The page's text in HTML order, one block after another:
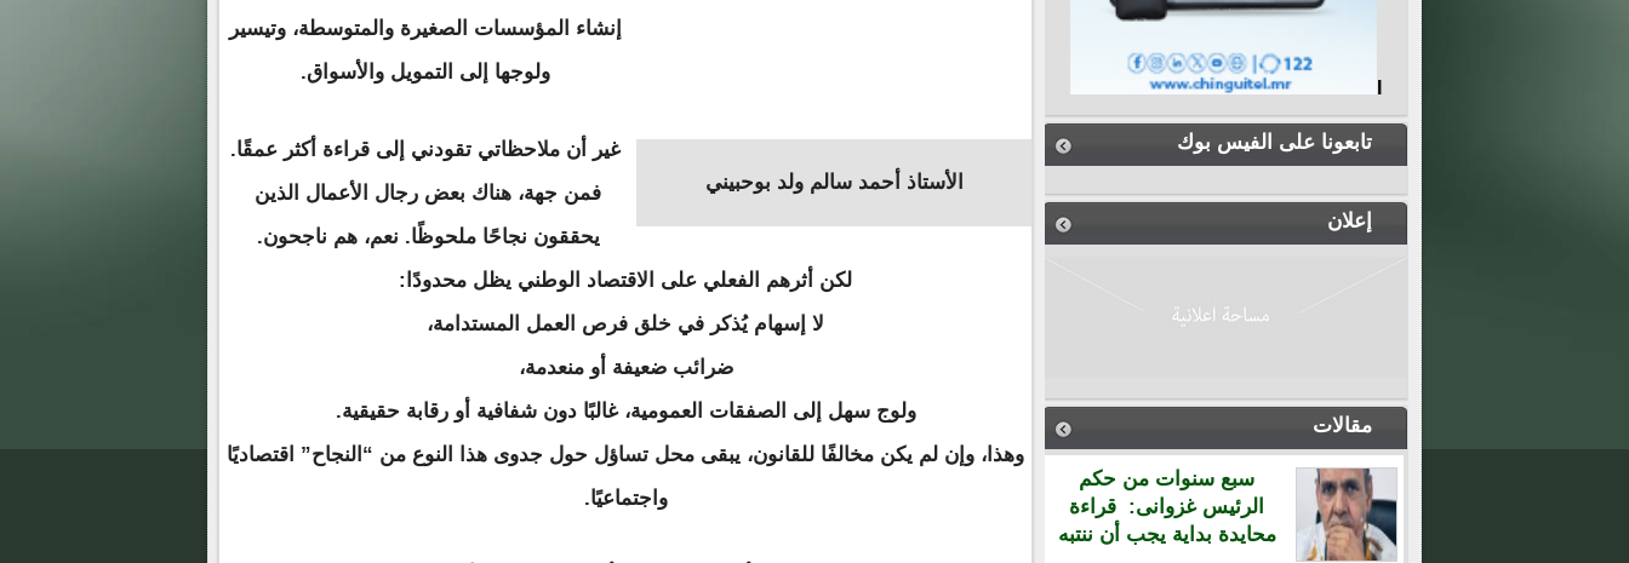
تابعونا على الفيس بوك
إعلان
مقالات
سبع سنوات من حكم
الرئيس غزوانى: قراءة
محايدة بداية يجب أن ننتبه
الأستاذ أحمد سالم ولد بوحبيني
إنشاء المؤسسات الصغيرة والمتوسطة، وتيسير
ولوجها إلى التمويل والأسواق.
غير أن ملاحظاتي تقودني إلى قراءة أكثر عمقًا.
فمن جهة، هناك بعض رجال الأعمال الذين
يحققون نجاحًا ملحوظًا. نعم، هم ناجحون.
لكن أثرهم الفعلي على الاقتصاد الوطني يظل محدودًا:
لا إسهام يُذكر في خلق فرص العمل المستدامة،
ضرائب ضعيفة أو منعدمة،
ولوج سهل إلى الصفقات العمومية، غالبًا دون شفافية أو رقابة حقيقية.
وهذا، وإن لم يكن مخالفًا للقانون، يبقى محل تساؤل حول جدوى هذا النوع من “النجاح” اقتصاديًا
واجتماعيًا.